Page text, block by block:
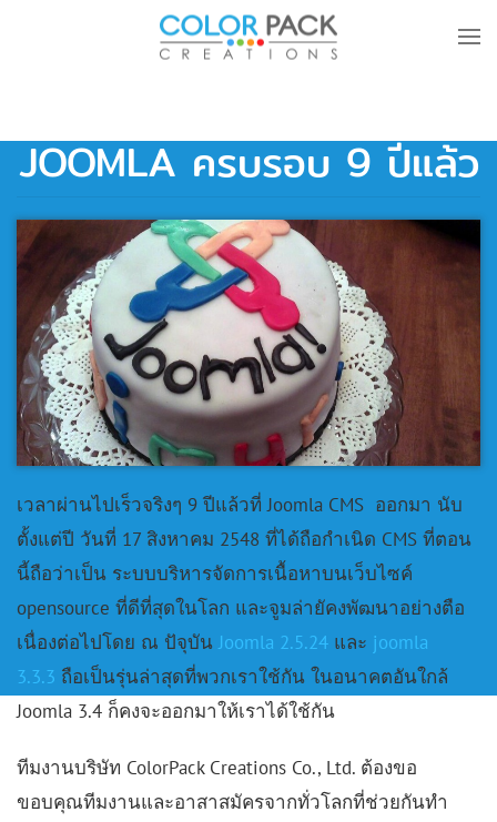
Skip to main content
JOOMLA ครบรอบ 9 ปีแล้ว
เวลาผ่านไปเร็วจริงๆ 9 ปีแล้วที่ Joomla CMS ออกมา นับ
ตั้งแต่ปี วันที่ 17 สิงหาคม 2548 ที่ได้ถือกำเนิด CMS ที่ตอน
นี้ถือว่าเป็น ระบบบริหารจัดการเนื้อหาบนเว็บไซค์
opensource ที่ดีที่สุดในโลก และจูมล่ายัคงพัฒนาอย่างตือ
เนื่องต่อไปโดย ณ ปัจุบัน Joomla 2.5.24 และ joomla
3.3.3 ถือเป็นรุ่นล่าสุดที่พวกเราใช้กัน ในอนาคตอันใกล้
Joomla 3.4 ก็คงจะออกมาให้เราได้ใช้กัน
ทีมงานบริษัท ColorPack Creations Co., Ltd. ต้องขอ
ขอบคุณทีมงานและอาสาสมัครจากทั่วโลกที่ช่วยกันทำ